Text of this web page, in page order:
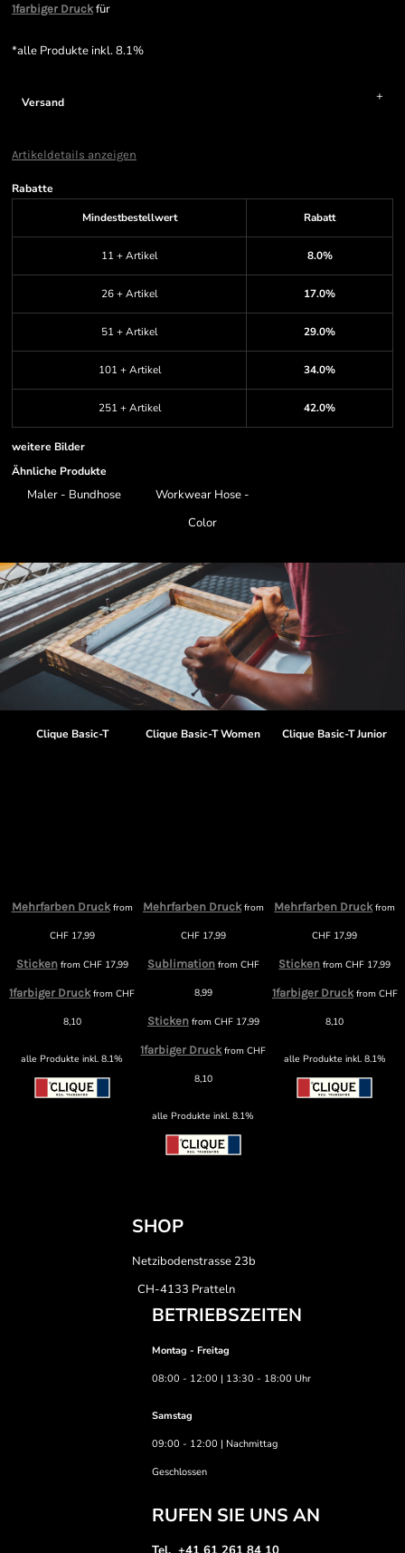
1farbiger Druckfür
*alle Produkte inkl. 8.1%
Versand
Artikeldetails anzeigen
Rabatte
Mindestbestellwert
Rabatt
11 + Artikel 8.0%
26 + Artikel 17.0%
51 + Artikel 29.0%
101 + Artikel 34.0%
251 + Artikel 42.0%
weitere Bilder
Ähnliche Produkte
Maler - Bundhose
Workwear Hose -
Color
Clique Basic-T
Mehrfarben Druckfrom
CHF17,99
Stickenfrom CHF17,99
1farbiger DruckfromCHF
8,10
alle Produkte inkl. 8.1%
Clique Basic-T Women
Mehrfarben Druckfrom
CHF17,99
Sublimationfrom CHF
8,99
Stickenfrom CHF17,99
1farbiger DruckfromCHF
8,10
alle Produkte inkl. 8.1%
Clique Basic-T Junior
Mehrfarben Druckfrom
CHF 17,99
Sticken fromCHF 17,99
1farbiger Druckfrom CHF
8,10
alle Produkte inkl. 8.1%
SHOP
Netzibodenstrasse 23b
CH-4133 Pratteln
BETRIEBSZEITEN
Montag - Freitag
08:00 - 12:00 | 13:30 - 18:00 Uhr
Samstag
09:00 - 12:00 | Nachmittag
Geschlossen
RUFEN SIE UNS AN